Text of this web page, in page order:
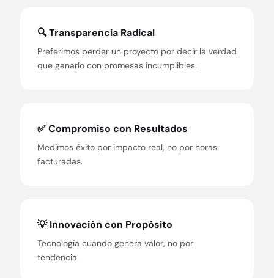
🔍 Transparencia Radical
Preferimos perder un proyecto por decir la verdad
que ganarlo con promesas incumplibles.
✅ Compromiso con Resultados
Medimos éxito por impacto real, no por horas
facturadas.
💡 Innovación con Propósito
Tecnología cuando genera valor, no por
tendencia.